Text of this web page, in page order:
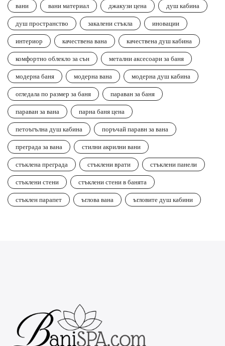
вани
вани материал джакузи цена
душ кабина
душ пространство
закалени стъкла
иновации
интериор
качествена вана
качествена душ кабина
комфортно облекло за сън
метални аксесоари за баня
модерна баня
модерна вана
модерна душ кабина
огледала по размер за баня
параван за баня
параван за вана
парна баня цена
петоъгълна душ кабина
поръчай паравн за вана
преграда за вана
стилни акрилни вани
стъклена преграда
стъклени врати
стъклени панели
стъклени стени
стъклени стени в банята
стъклен парапет
ъглова вана ъгловите душ кабини